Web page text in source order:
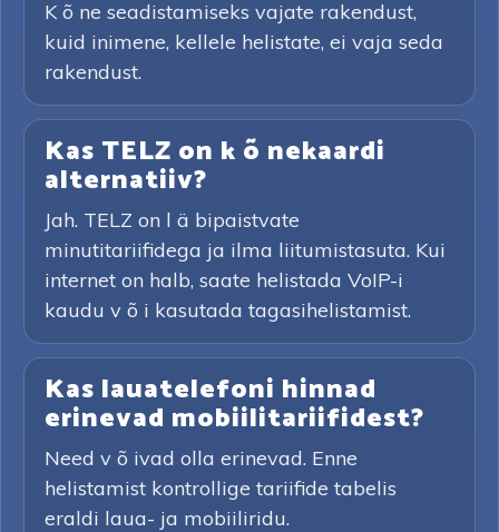
K õ ne seadistamiseks vajate rakendust,
kuid inimene, kellele helistate, ei vaja seda
rakendust.
Kas TELZ on k õ nekaardi
alternatiiv?
Jah. TELZ on l ä bipaistvate
minutitariifidega ja ilma liitumistasuta. Kui
internet on halb, saate helistada VoIP-i
kaudu v õ i kasutada tagasihelistamist.
Kas lauatelefoni hinnad
erinevad mobiilitariifidest?
Need v õ ivad olla erinevad. Enne
helistamist kontrollige tariifide tabelis
eraldi laua- ja mobiiliridu.